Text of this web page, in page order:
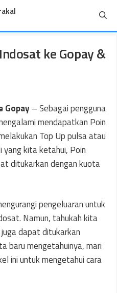
ke Gopay &
Gopay– Sebagai pengguna
mendapatkan Poin
Top Up pulsa atau
kita ketahui, Poin
ditukarkan dengan kuota
pengeluaran untuk
Namun, tahukah kita
dapat ditukarkan
baru mengetahuinya, mari
ini untuk mengetahui cara